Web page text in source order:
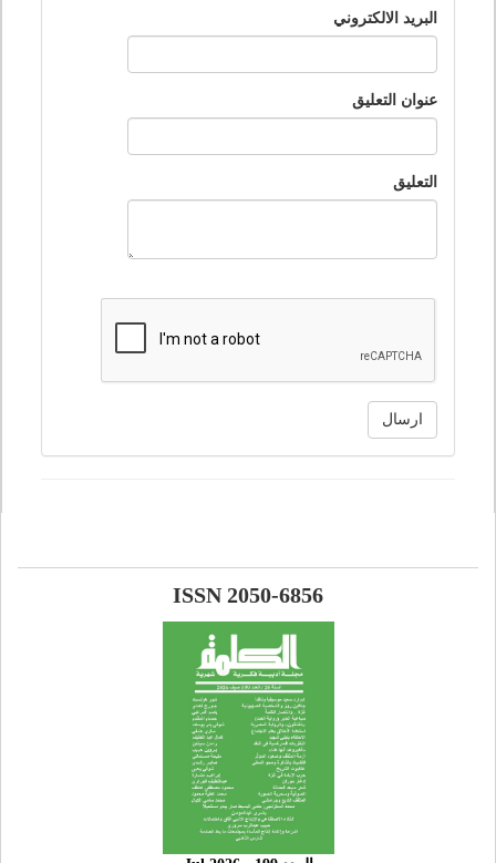
البريد الالكتروني
عنوان التعليق
التعليق
ارسال
ISSN 2050-6856